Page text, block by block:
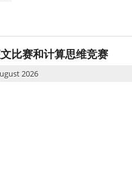
比赛和计算思维竞赛
2026